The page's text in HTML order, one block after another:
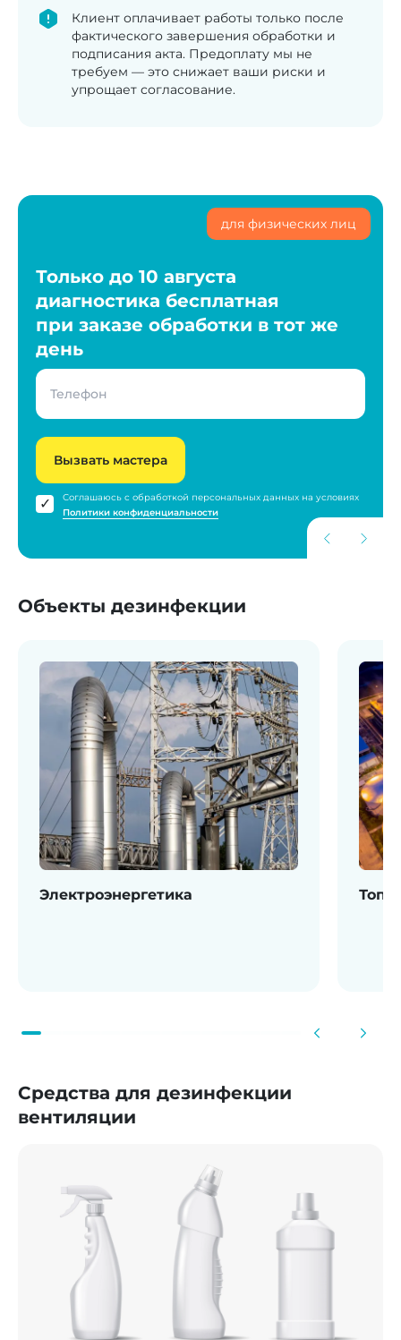
Клиент оплачивает работы только после
фактического завершения обработки и
подписания акта. Предоплату мы не
требуем — это снижает ваши риски и
упрощает согласование.
Только до 10 августа
диагностика бесплатная
при заказе обработки в тот же
день
Вызвать мастера
Соглашаюсь с обработкой персональных данных на условиях
Политики конфиденциальности
для физических лиц
Объекты дезинфекции
Электроэнергетика
Средства для дезинфекции
вентиляции